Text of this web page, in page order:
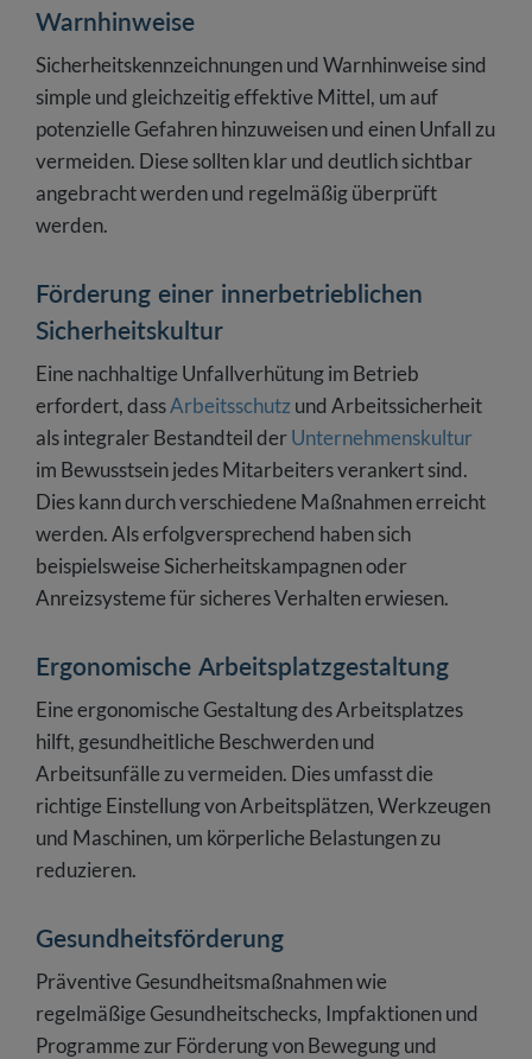
Warnhinweise
Sicherheitskennzeichnungen und Warnhinweise sind
simple und gleichzeitig effektive Mittel, um auf
potenzielle Gefahren hinzuweisen und einen Unfall zu
vermeiden. Diese sollten klar und deutlich sichtbar
angebracht werden und regelmäßig überprüft
werden.
Förderung einer innerbetrieblichen
Sicherheitskultur
Eine nachhaltige Unfallverhütung im Betrieb
erfordert, dassArbeitsschutz und Arbeitssicherheit
als integraler Bestandteil derUnternehmenskultur
im Bewusstsein jedes Mitarbeiters verankert sind.
Dies kann durch verschiedene Maßnahmen erreicht
werden. Als erfolgversprechend haben sich
beispielsweise Sicherheitskampagnen oder
Anreizsysteme für sicheres Verhalten erwiesen.
Ergonomische Arbeitsplatzgestaltung
Eine ergonomische Gestaltung des Arbeitsplatzes
hilft, gesundheitliche Beschwerden und
Arbeitsunfälle zu vermeiden. Dies umfasst die
richtige Einstellung von Arbeitsplätzen, Werkzeugen
und Maschinen, um körperliche Belastungen zu
reduzieren.
Gesundheitsförderung
Präventive Gesundheitsmaßnahmen wie
regelmäßige Gesundheitschecks, Impfaktionen und
Programme zur Förderung von Bewegung und